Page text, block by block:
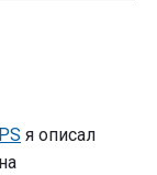
я описал